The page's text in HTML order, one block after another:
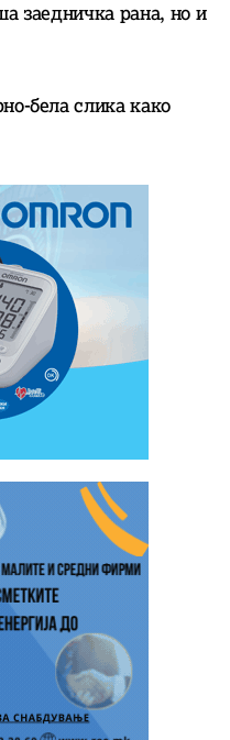
заедничка рана, но и
бела слика како